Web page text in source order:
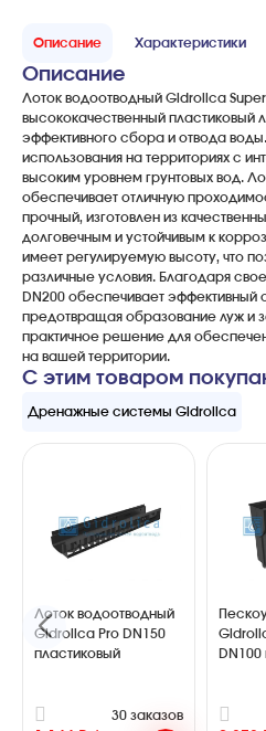
Описание Характеристики
Описание
Лоток водоотводный Gidrolica Super
высококачественный пластиковый
эффективного сбора и отвода
использования на территориях с
высоким уровнем грунтовых вод.
обеспечивает отличную
прочный, изготовлен из
долговечным и устойчивым к
имеет регулируемую высоту, что
различные условия. Благодаря
DN200 обеспечивает эффективный
предотвращая образование луж и
практичное решение для
на вашей территории.
С этим товаром
Дренажные системы Gidrolica
Лоток водоотводный
Gidrolica Pro DN150
пластиковый
30 заказов
DN100